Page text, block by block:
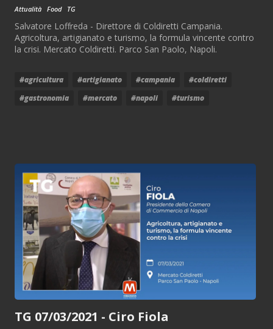
Attualità Food TG
Salvatore Loffreda - Direttore di Coldiretti Campania.
Agricoltura, artigianato e turismo, la formula vincente contro
la crisi. Mercato Coldiretti. Parco San Paolo, Napoli.
#agricultura #artigianato #campania
#coldiretti
#gastronomia
#mercato #napoli #turismo
TG 07/03/2021 - Ciro Fiola